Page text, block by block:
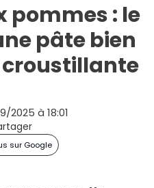
pommes : le
pâte bien
2025 à 18:01
sur Google